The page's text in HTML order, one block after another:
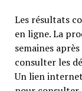
Les résultats
en ligne. La
semaines
consulter les
Un lien